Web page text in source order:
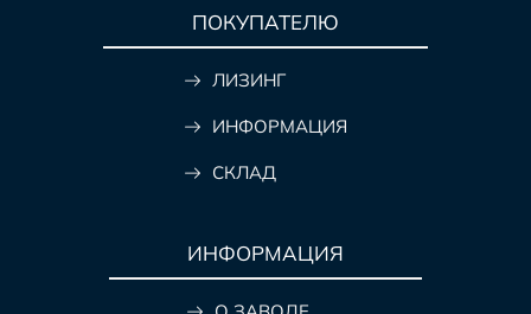
ПОКУПАТЕЛЮ
ЛИЗИНГ
ИНФОРМАЦИЯ
СКЛАД
ИНФОРМАЦИЯ